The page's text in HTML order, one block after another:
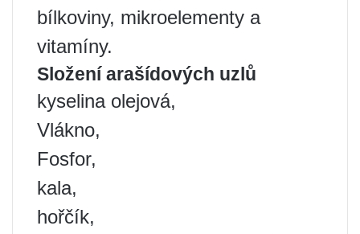
bílkoviny, mikroelementy a
vitamíny.
Složení arašídových uzlů
kyselina olejová,
Vlákno,
Fosfor,
kala,
hořčík,